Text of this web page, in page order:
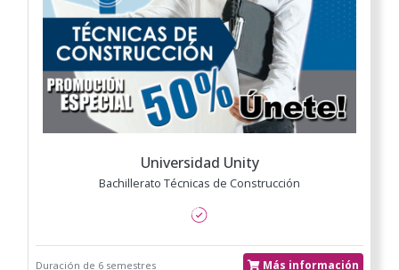
Universidad Unity
Bachillerato Técnicas de Construcción
Duración de 6 semestres Más información